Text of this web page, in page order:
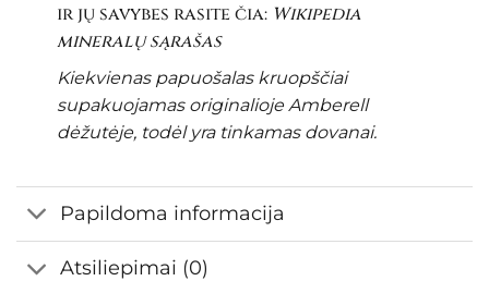
ir jų savybes rasite čia: Wikipedia
mineralų sąrašas
Kiekvienas papuošalas kruopščiai
supakuojamas originalioje Amberell
dėžutėje, todėl yra tinkamas dovanai.
Papildoma informacija
Atsiliepimai (0)